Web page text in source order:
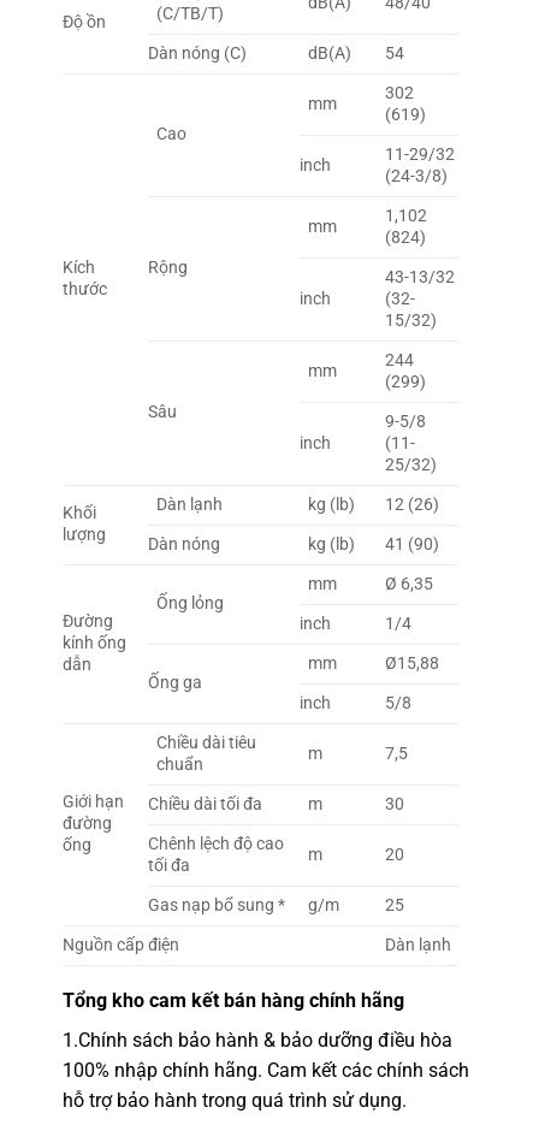
Độ ồn
(C/TB/T)
Dàn nóng (C) dB(A) 54
Kích
thước
Cao
mm
302
(619)
inch
11-29/32
(24-3/8)
Rộng
mm
1,102
(824)
inch
43-13/32
(32-
15/32)
Sâu
mm
244
(299)
inch
9-5/8
(11-
25/32)
Khối
lượng
Dàn lạnh kg (lb)
12 (26)
Dàn nóng
kg (lb) 41 (90)
Đường
kính ống
dẫn
Ống lỏng
mm
Ø 6,35
inch
1/4
Ống ga
mm
Ø15,88
inch
5/8
Giới hạn
đường
ống
Chiều dài tiêu
chuẩn
m 7,5
Chiều dài tối đa m
30
Chênh lệch độ cao
tối đa
m 20
Gas nạp bổ sung * g/m
25
Nguồn cấp điện
Dàn lạnh
Tổng kho cam kết bán hàng chính hãng
1.Chính sách bảo hành & bảo dưỡng điều hòa
100% nhập chính hãng. Cam kết các chính sách
hỗ trợ bảo hành trong quá trình sử dụng.